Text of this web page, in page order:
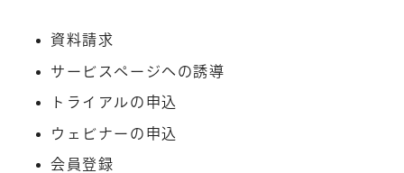
資料請求
サービスページへの誘導
トライアルの申込
ウェビナーの申込
会員登録